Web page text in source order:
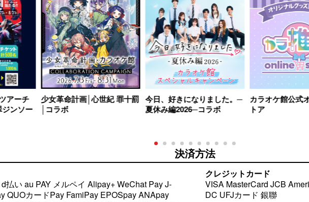
アーチ
ンソー
少女革命計画│心世紀 罪十罰
│コラボ
今日、好きになりました。─
夏休み編2026─コラボ
カラオケ館公式
トア
決済方法
J-Coin Pay BankPay QUOカードPay FamiPay EPOSpay ANApay Payどん ララpay pring atone gifteepremoplus LuVitPay カシコン銀行 銀行Pay
クレジットカード
VISA MasterCard JCB
DC UFJカード 銀聯